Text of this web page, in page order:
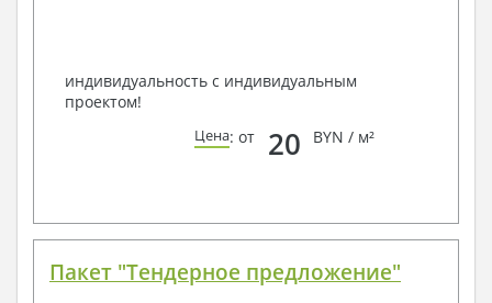
индивидуальность с индивидуальным
проектом!
Цена: от 20 BYN / м²
Пакет "Тендерное предложение"